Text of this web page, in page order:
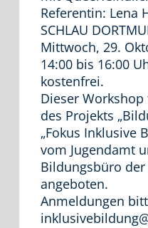
Referentin: Lena
SCHLAU
Mittwoch, 29.
14:00 bis 16:00
kostenfrei.
Dieser
des Projekts
„Fokus Inklusive
vom Jugendamt
Bildungsbüro
angeboten.
Anmeldungen